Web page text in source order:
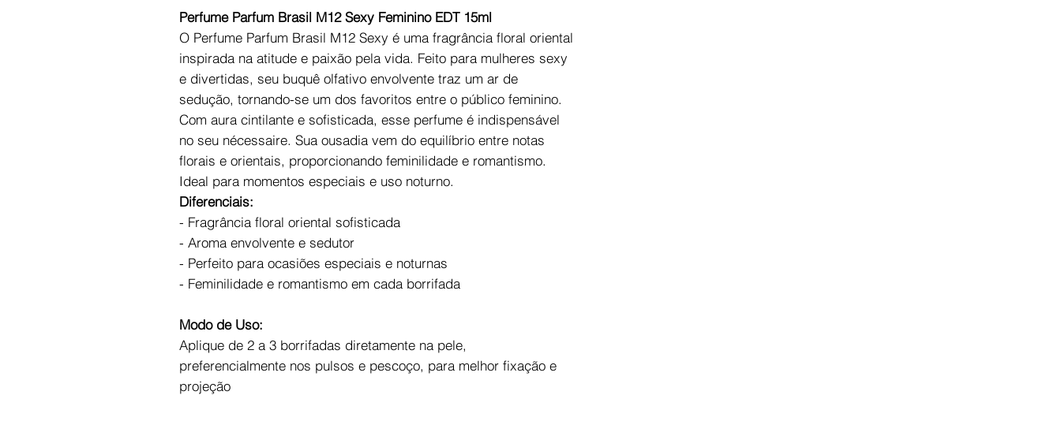
Perfume Parfum Brasil M12 Sexy Feminino EDT 15ml
O Perfume Parfum Brasil M12 Sexy é uma fragrância floral oriental
inspirada na atitude e paixão pela vida. Feito para mulheres sexy
e divertidas, seu buquê olfativo envolvente traz um ar de
sedução, tornando-se um dos favoritos entre o público feminino.
Com aura cintilante e sofisticada, esse perfume é indispensável
no seu nécessaire. Sua ousadia vem do equilíbrio entre notas
florais e orientais, proporcionando feminilidade e romantismo.
Ideal para momentos especiais e uso noturno.
Diferenciais:
- Fragrância floral oriental sofisticada
- Aroma envolvente e sedutor
- Perfeito para ocasiões especiais e noturnas
- Feminilidade e romantismo em cada borrifada
Modo de Uso:
Aplique de 2 a 3 borrifadas diretamente na pele,
preferencialmente nos pulsos e pescoço, para melhor fixação e
projeção